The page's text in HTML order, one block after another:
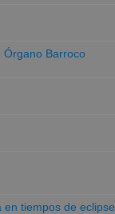
Órgano Barroco
en tiempos de eclipse